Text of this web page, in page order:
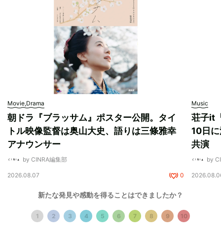
新たな発見や感動を得ることはできましたか？
1 2 3 4 5 6 7 8 9 10
Movie,Drama
朝ドラ『ブラッサム』ポスター公開。タイ
トル映像監督は奥山大史、語りは三條雅幸
アナウンサー
by CINRA編集部
2026.08.07 0
Music
荘子it
10日
共演
by
Special Feature